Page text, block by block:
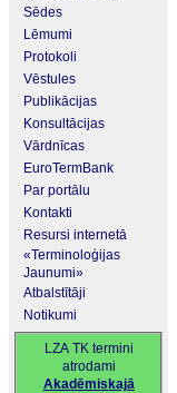
Sēdes
Lēmumi
Protokoli
Vēstules
Publikācijas
Konsultācijas
Vārdnīcas
EuroTermBank
Par portālu
Kontakti
Resursi internetā
«Terminoloģijas
Jaunumi»
Atbalstītāji
Notikumi
LZA TK termini
atrodami
Akadēmiskajā